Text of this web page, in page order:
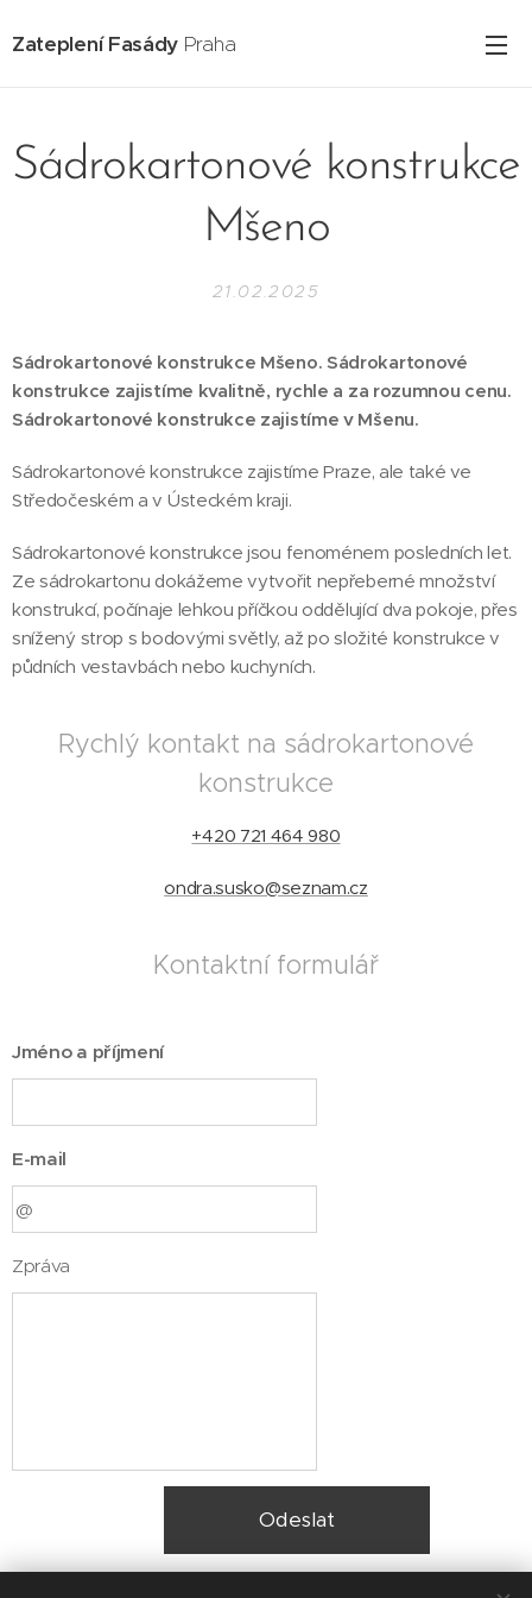
Zateplení Fasády Praha
Sádrokartonové konstrukce
Mšeno
21.02.2025
Sádrokartonové konstrukce Mšeno. Sádrokartonové
konstrukce zajistíme kvalitně, rychle a za rozumnou cenu.
Sádrokartonové konstrukce zajistíme v Mšenu.
Sádrokartonové konstrukce zajistíme Praze, ale také ve
Středočeském a v Ústeckém kraji.
Sádrokartonové konstrukce jsou fenoménem posledních let.
Ze sádrokartonu dokážeme vytvořit nepřeberné množství
konstrukcí, počínaje lehkou příčkou oddělující dva pokoje, přes
snížený strop s bodovými světly, až po složité konstrukce v
půdních vestavbách nebo kuchyních.
Rychlý kontakt na sádrokartonové
konstrukce
+420 721 464 980
ondra.susko@seznam.cz
Kontaktní formulář
Jméno a příjmení
E-mail
Zpráva
Odeslat